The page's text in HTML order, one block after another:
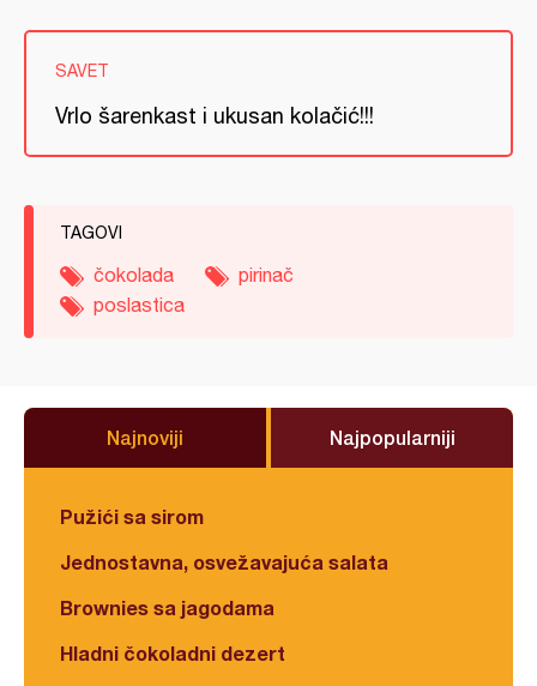
SAVET
Vrlo šarenkast i ukusan kolačić!!!
TAGOVI
čokolada
pirinač
poslastica
Najnoviji Najpopularniji
Pužići sa sirom
Jednostavna, osvežavajuća salata
Brownies sa jagodama
Hladni čokoladni dezert